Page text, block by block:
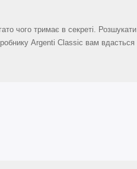
чого тримає в секреті. Розшукати
Argenti Classic вам вдасться